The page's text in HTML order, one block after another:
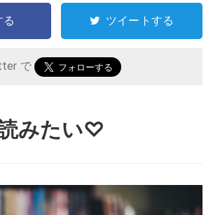
る ツイートする
で
みたい♡